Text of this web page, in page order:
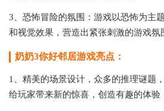
3、恐怖冒险的氛围：游戏以恐怖为主
和视觉效果，营造出紧张刺激的游戏氛
奶奶3你好邻居游戏亮点：
1、精美的场景设计，众多的推理谜题
给玩家带来新的惊喜，创造有趣的体验